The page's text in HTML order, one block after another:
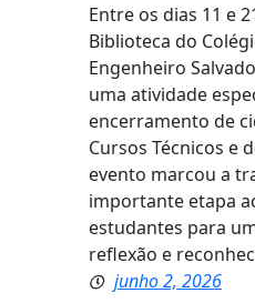
Entre os dias 11 e
Biblioteca do
Engenheiro
uma atividade
encerramento de
Cursos Técnicos e
evento marcou a
importante etapa
estudantes para
reflexão e
junho 2, 2026